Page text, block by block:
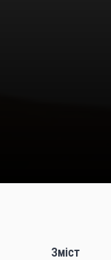
Зміст